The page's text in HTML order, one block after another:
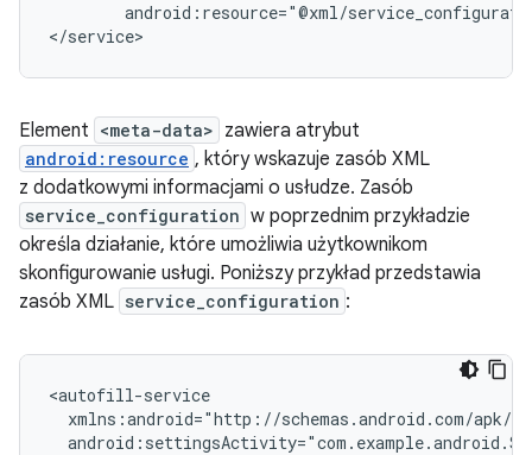
android:resource="@xml/
Element <meta-data> zawiera atrybut
android:resource , który wskazuje zasób XML
z dodatkowymi informacjami o usłudze. Zasób
service_configuration w poprzednim przykładzie
określa działanie, które umożliwia użytkownikom
skonfigurowanie usługi. Poniższy przykład przedstawia
zasób XML service_configuration :